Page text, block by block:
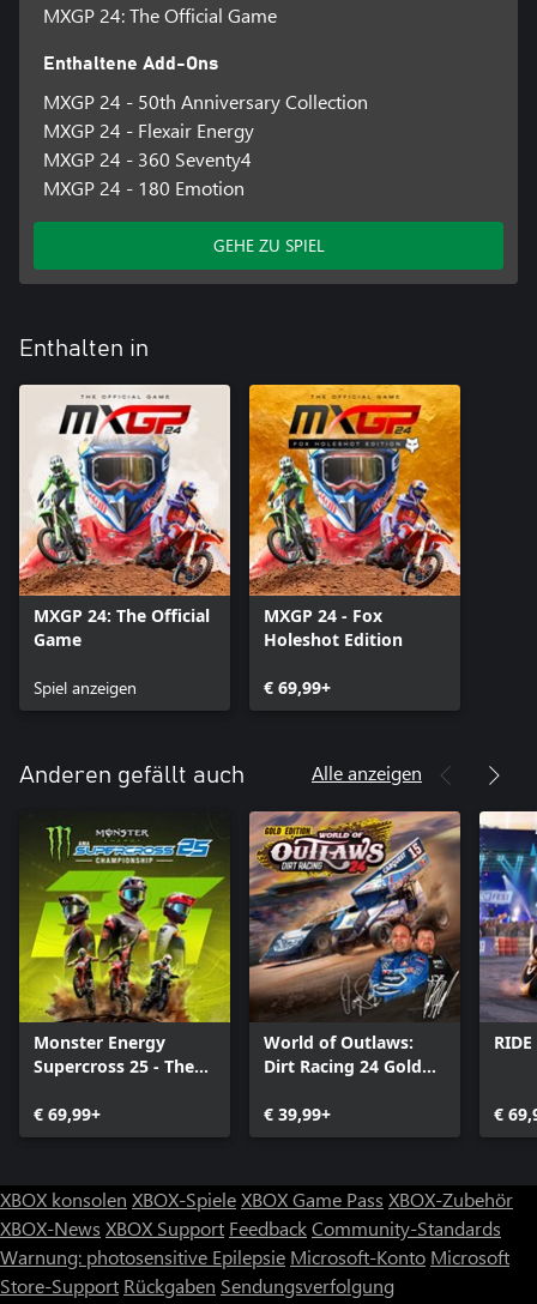
MXGP 24: The Official Game
Enthaltene Add-Ons
MXGP 24 - 50th Anniversary Collection
MXGP 24 - Flexair Energy
MXGP 24 - 360 Seventy4
MXGP 24 - 180 Emotion
GEHE ZU SPIEL
Enthalten in
MXGP 24: The Official
Game
Spiel anzeigen
MXGP 24 - Fox
Holeshot Edition
€ 69,99+
Anderen gefällt auch Alle anzeigen
Monster Energy
Supercross 25 - The
€ 69,99+
World of Outlaws:
Dirt Racing 24 Gold
€ 39,99+
RIDE
€
XBOX konsolen XBOX-SpieleXBOX Game Pass XBOX-Zubehör
XBOX-News XBOX Support FeedbackCommunity-Standards
Warnung: photosensitive Epilepsie Microsoft-Konto Microsoft
Store-Support Rückgaben Sendungsverfolgung